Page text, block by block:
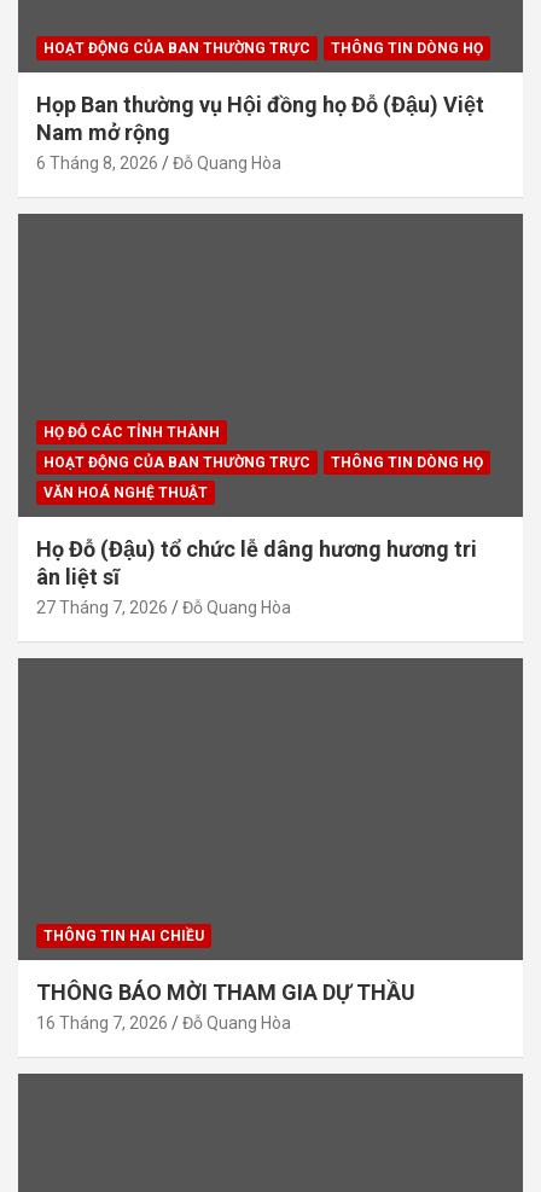
HOẠT ĐỘNG CỦA BAN THƯỜNG TRỰC THÔNG TIN DÒNG HỌ
Họp Ban thường vụ Hội đồng họ Đỗ (Đậu) Việt
Nam mở rộng
6 Tháng 8, 2026 Đỗ Quang Hòa
HỌ ĐỖ CÁC TỈNH THÀNH
HOẠT ĐỘNG CỦA BAN THƯỜNG TRỰC
THÔNG TIN DÒNG HỌ
VĂN HOÁ NGHỆ THUẬT
Họ Đỗ (Đậu) tổ chức lễ dâng hương hương tri
ân liệt sĩ
27 Tháng 7, 2026 Đỗ Quang Hòa
THÔNG TIN HAI CHIỀU
THÔNG BÁO MỜI THAM GIA DỰ THẦU
16 Tháng 7, 2026 Đỗ Quang Hòa